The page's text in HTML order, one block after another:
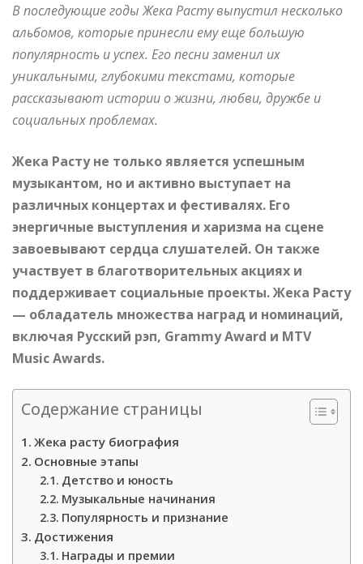
В последующие годы Жека Расту выпустил несколько
альбомов, которые принесли ему еще большую
популярность и успех. Его песни заменил их
уникальными, глубокими текстами, которые
рассказывают истории о жизни, любви, дружбе и
социальных проблемах.
Жека Расту не только является успешным
музыкантом, но и активно выступает на
различных концертах и фестивалях. Его
энергичные выступления и харизма на сцене
завоевывают сердца слушателей. Он также
участвует в благотворительных акциях и
поддерживает социальные проекты. Жека Расту
— обладатель множества наград и номинаций,
включая Русский рэп, Grammy Award и MTV
Music Awards.
Содержание страницы
Жека расту биография
Основные этапы
Детство и юность
Музыкальные начинания
Популярность и признание
Достижения
Награды и премии